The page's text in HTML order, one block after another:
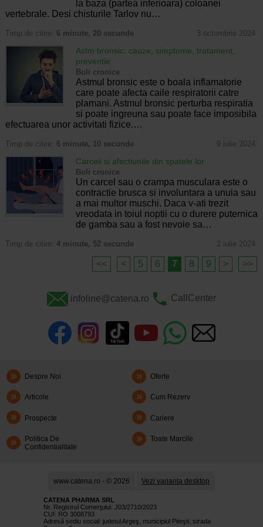
la baza (partea inferioara) coloanei
vertebrale. Desi chisturile Tarlov nu…
Timp de citire: 6 minute, 20 secunde 3 octombrie 2024
Astm bronsic: cauze, simptome, tratament,
preventie
Boli cronice
Astmul bronsic este o boala inflamatorie
care poate afecta caile respiratorii catre
plamani. Astmul bronsic perturba respiratia
si poate ingreuna sau poate face imposibila
efectuarea unor activitati fizice.…
Timp de citire: 6 minute, 10 secunde 9 iulie 2024
Carceii si afectiunile din spatele lor
Boli cronice
Un carcel sau o crampa musculara este o
contractie brusca si involuntara a unuia sau
a mai multor muschi. Daca v-ati trezit
vreodata in toiul noptii cu o durere puternica
de gamba sau a fost nevoie sa…
Timp de citire: 4 minute, 52 secunde 2 iulie 2024
<< < 5 6 7 8 9 > >>
infoline@catena.ro CallCenter
Despre Noi Oferte
Articole Cum Rezerv
Prospecte Cariere
Politica De
Confidentialitate
Toate Marcile
www.catena.ro - © 2026 Vezi varianta desktop
CATENA PHARMA SRL
Nr. Registrul Comerţului: J03/2710/2023
CUI: RO 3008793
Adresă sediu social: judetul Argeş, municipiul Piteşti, strada